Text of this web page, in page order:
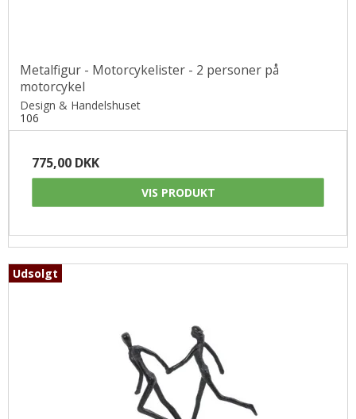
Metalfigur - Motorcykelister - 2 personer på
motorcykel
Design & Handelshuset
106
775,00 DKK
VIS PRODUKT
Udsolgt